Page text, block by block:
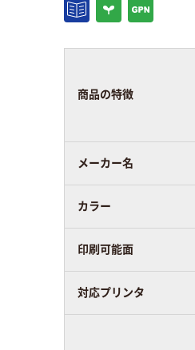
カラーグループ
サイズ
アスクル商品環境
商品の特徴
メーカー名
カラー
印刷可能面
対応プリンタ